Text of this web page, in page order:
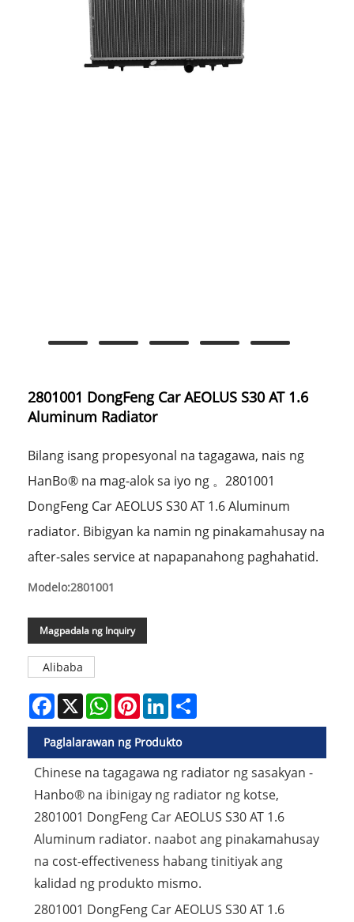
2801001 DongFeng Car AEOLUS S30 AT 1.6
Aluminum Radiator
Bilang isang propesyonal na tagagawa, nais ng
HanBo® na mag-alok sa iyo ng 。2801001
DongFeng Car AEOLUS S30 AT 1.6 Aluminum
radiator. Bibigyan ka namin ng pinakamahusay na
after-sales service at napapanahong paghahatid.
Modelo:2801001
Magpadala ng Inquiry
Alibaba
Facebook
X WhatsAppPinterestLinkedIn
Paglalarawan ng Produkto
Chinese na tagagawa ng radiator ng sasakyan -
Hanbo® na ibinigay ng radiator ng kotse,
2801001 DongFeng Car AEOLUS S30 AT 1.6
Aluminum radiator. naabot ang pinakamahusay
na cost-effectiveness habang tinitiyak ang
kalidad ng produkto mismo.
2801001 DongFeng Car AEOLUS S30 AT 1.6